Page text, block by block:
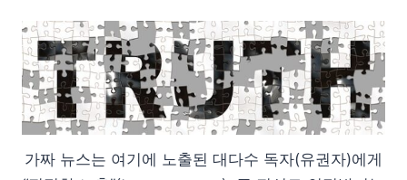
가짜 뉴스는 여기에 노출된 대다수 독자(유권자)에게